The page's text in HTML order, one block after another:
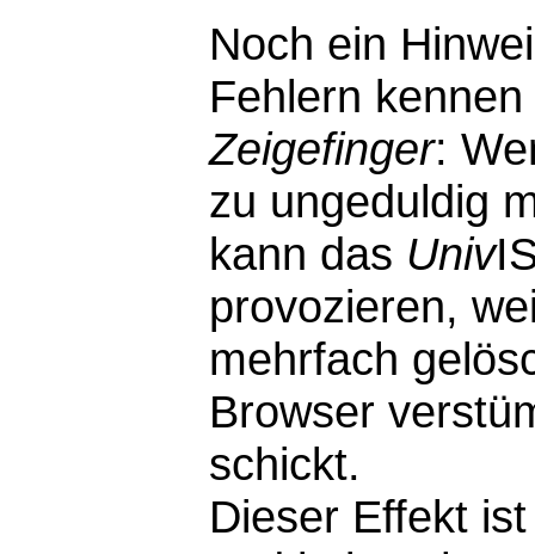
Noch ein
Fehlern
Zeigefinger:
zu ungeduldig
kann das Univ
provozieren,
mehrfach
Browser
schickt.
Dieser Effekt